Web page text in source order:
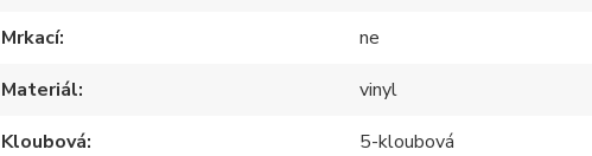
Mrkací
ne
Materiál
vinyl
Kloubová
5-kloubová